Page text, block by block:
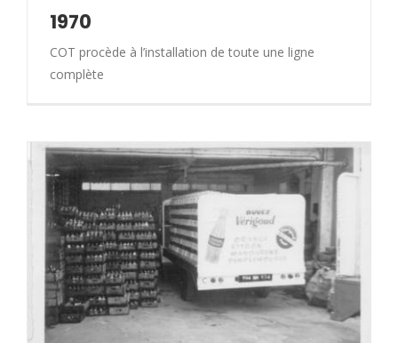
1970
COT procède à l’installation de toute une ligne
complète